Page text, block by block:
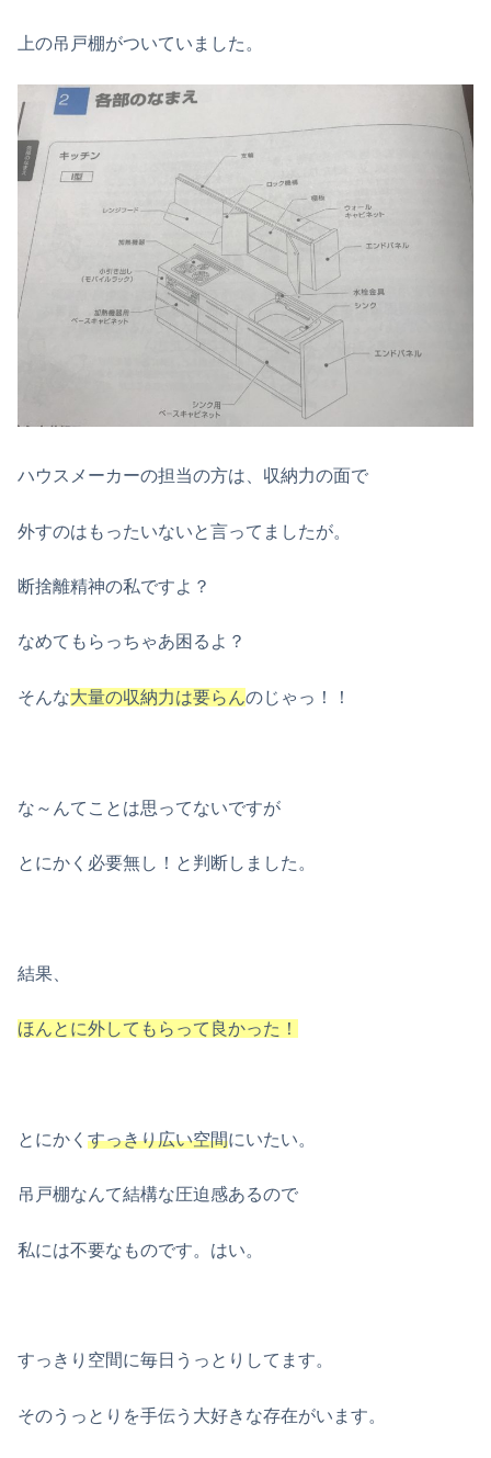
上の吊戸棚がついていました。
ハウスメーカーの担当の方は、収納力の面で
外すのはもったいないと言ってましたが。
断捨離精神の私ですよ？
なめてもらっちゃあ困るよ？
そんな大量の収納力は要らんのじゃっ！！
な～んてことは思ってないですが
とにかく必要無し！と判断しました。
結果、
ほんとに外してもらって良かった！
とにかく すっきり広い空間にいたい。
吊戸棚なんて結構な圧迫感あるので
私には不要なものです。はい。
すっきり空間に毎日うっとりしてます。
そのうっとりを手伝う大好きな存在がいます。